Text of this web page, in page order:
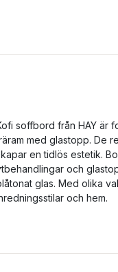
soffbord från HAY är
med glastopp. De
en tidlös estetik.
och
glas. Med olika
och hem.